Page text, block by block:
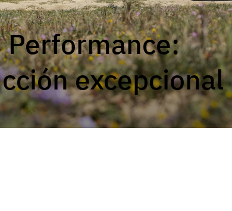
ACTIVE JUST GO ACTIVE
Perfilada
NUEVO
XL I
Performance:
excepcional